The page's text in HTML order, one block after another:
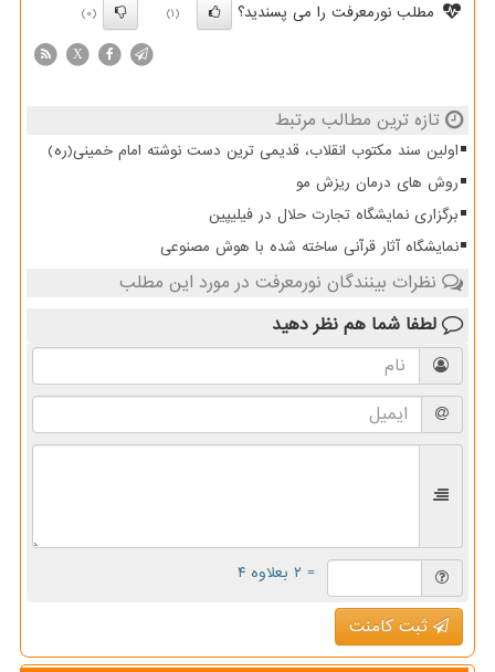
مطلب نورمعرفت را می پسندید؟
(1)
(0)
X
تازه ترین مطالب مرتبط
اولین سند مکتوب انقلاب، قدیمی ترین دست نوشته امام خمینی(ره)
روش های درمان ریزش مو
برگزاری نمایشگاه تجارت حلال در فیلیپین
نمایشگاه آثار قرآنی ساخته شده با هوش مصنوعی
نظرات بینندگان نورمعرفت در مورد این مطلب
لطفا شما هم نظر دهید
= ۲ بعلاوه ۴
ثبت کامنت